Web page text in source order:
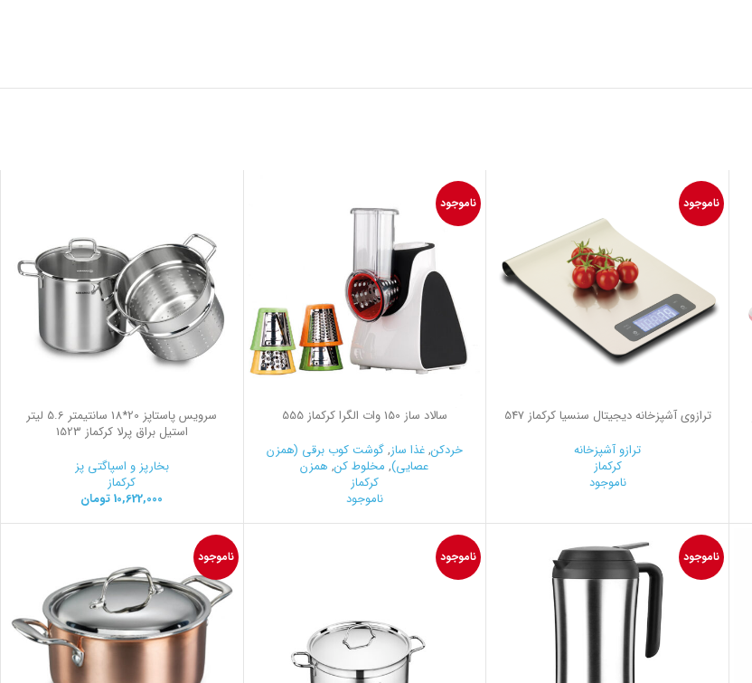
ناموجود
ترازوی آشپزخانه دیجیتال سنسیا کرکماز 547
ترازو آشپزخانه
کرکماز
ناموجود
ناموجود
سالاد ساز 150 وات الگرا کرکماز 555
خردکن,غذا ساز,گوشت کوب برقی (همزن
عصایی), مخلوط کن, همزن
کرکماز
ناموجود
سرویس پاستاپز 20*18 سانتیمتر 5.6 لیتر
استیل براق پرلا کرکماز 1523
بخارپز و اسپاگتی پز
کرکماز
10,622,000 تومان
ناموجود ناموجود ناموجود